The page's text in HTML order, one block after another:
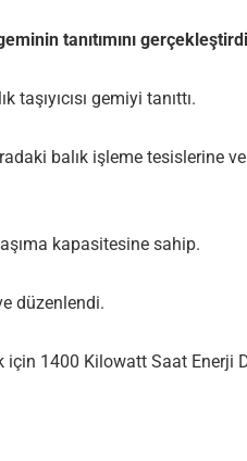
tanıtımını
gemiyi tanıttı.
balık işleme tesislerine
kapasitesine sahip.
düzenlendi.
için 1400 Kilowatt Saat Enerji